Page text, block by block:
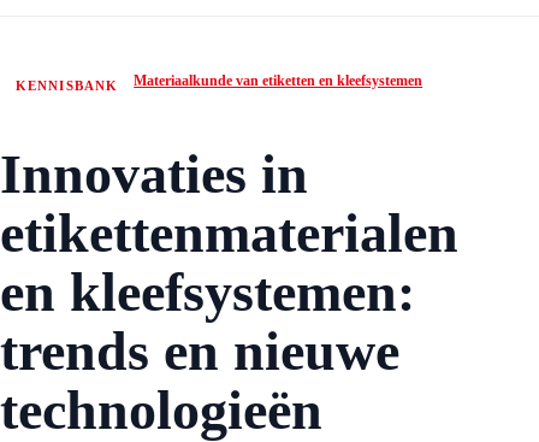
KENNISBANK Materiaalkunde van etiketten en kleefsystemen
Innovaties in
etikettenmaterialen
en kleefsystemen:
trends en nieuwe
technologieën